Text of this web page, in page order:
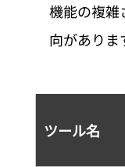
機能の複雑
向がありま
ツール名